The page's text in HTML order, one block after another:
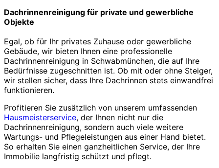
Dachrinnenreinigung für private und gewerbliche
Objekte
Egal, ob für Ihr privates Zuhause oder gewerbliche
Gebäude, wir bieten Ihnen eine professionelle
Dachrinnenreinigung in Schwabmünchen, die auf Ihre
Bedürfnisse zugeschnitten ist. Ob mit oder ohne Steiger,
wir stellen sicher, dass Ihre Dachrinnen stets einwandfrei
funktionieren.
Profitieren Sie zusätzlich von unserem umfassenden
Hausmeisterservice, der Ihnen nicht nur die
Dachrinnenreinigung, sondern auch viele weitere
Wartungs- und Pflegeleistungen aus einer Hand bietet.
So erhalten Sie einen ganzheitlichen Service, der Ihre
Immobilie langfristig schützt und pflegt.